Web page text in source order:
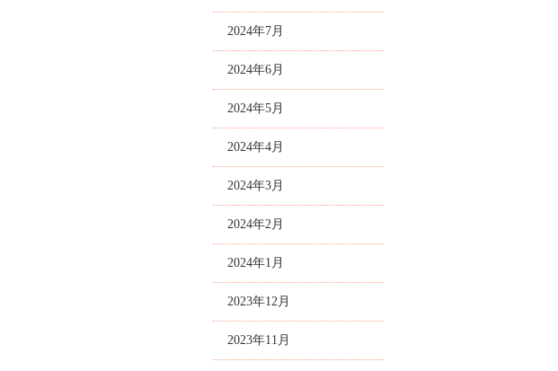
2024年7月
2024年6月
2024年5月
2024年4月
2024年3月
2024年2月
2024年1月
2023年12月
2023年11月